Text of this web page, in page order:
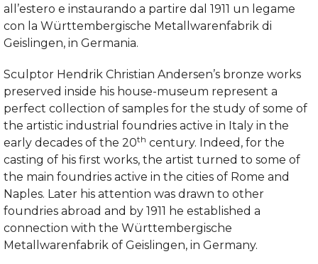
all’estero e instaurando a partire dal 1911 un legame
con la Württembergische Metallwarenfabrik di
Geislingen, in Germania.
Sculptor Hendrik Christian Andersen’s bronze works
preserved inside his house-museum represent a
perfect collection of samples for the study of some of
the artistic industrial foundries active in Italy in the
early decades of the 20th century. Indeed, for the
casting of his first works, the artist turned to some of
the main foundries active in the cities of Rome and
Naples. Later his attention was drawn to other
foundries abroad and by 1911 he established a
connection with the Württembergische
Metallwarenfabrik of Geislingen, in Germany.